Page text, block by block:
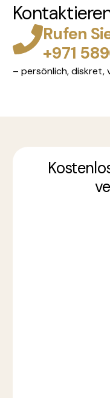
Rufen
+971
– persönlich, diskret,
Deutsch